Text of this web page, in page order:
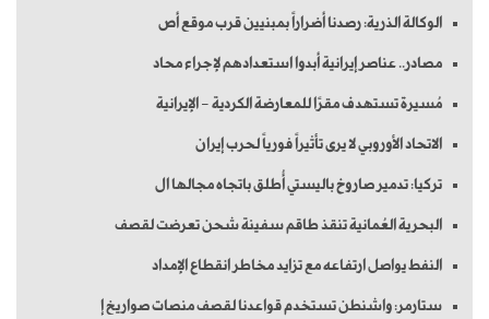
الوكالة الذرية: رصدنا أضراراً بمبنيين قرب موقع أص
مصادر.. عناصر إيرانية أبدوا استعدادهم لإجراء محاد
مُسيرة تستهدف مقرًا للمعارضة الكردية - الإيرانية
الاتحاد الأوروبي لا يرى تأثيراً فورياً لحرب إيران
تركيا: تدمير صاروخ باليستي أُطلق باتجاه مجالها ال
البحرية العُمانية تنقذ طاقم سفينة شحن تعرضت لقصف
النفط يواصل ارتفاعه مع تزايد مخاطر انقطاع الإمداد
ستارمر: واشنطن تستخدم قواعدنا لقصف منصات صواريخ إ